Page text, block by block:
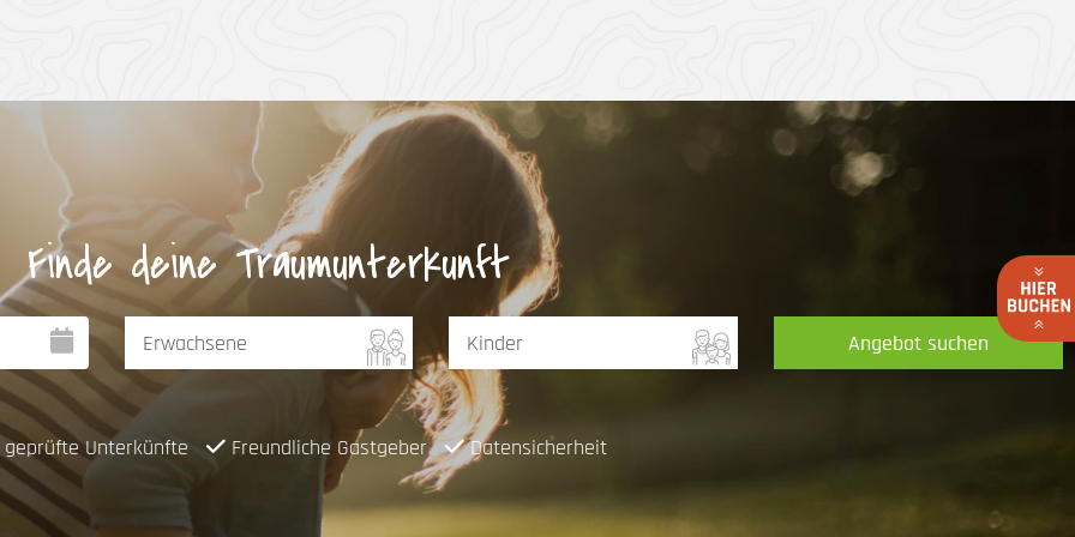
Finde deine Traumunterkunft
Angebot suchen
Unterkünfte Freundliche Gastgeber Datensicherheit